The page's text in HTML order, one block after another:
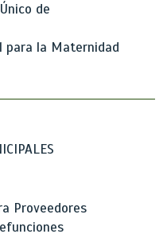
de
para la Maternidad
Proveedores